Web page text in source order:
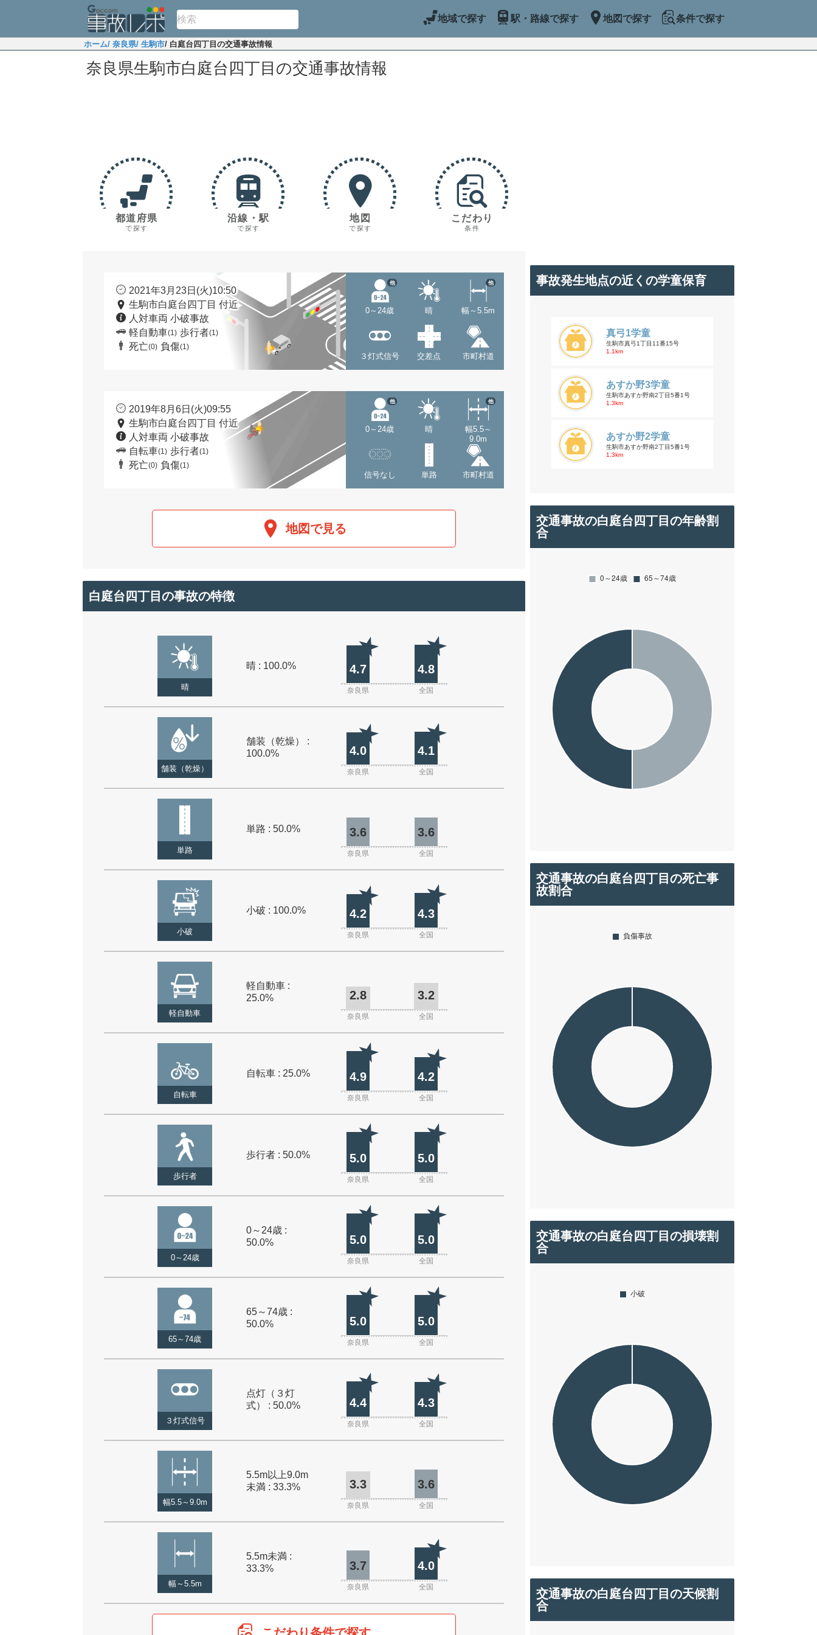
地域で探す 駅・路線で探す 地図で探す 条件で探す
ホーム/ 奈良県/ 生駒市/ 白庭台四丁目の交通事故情報
奈良県生駒市白庭台四丁目の交通事故情報
都道府県
で探す
沿線・駅
で探す
地図
で探す
こだわり
条件
2021年3月23日(火)10:50
生駒市白庭台四丁目 付近
人対車両 小破事故
軽自動車(1) 歩行者(1)
死亡(0) 負傷(1)
0～24歳
他
晴 幅～5.5m
他
３灯式信号 交差点 市町村道
2019年8月6日(火)09:55
生駒市白庭台四丁目 付近
人対車両 小破事故
自転車(1) 歩行者(1)
死亡(0) 負傷(1)
0～24歳
他
晴
幅5.5～
9.0m
他
信号なし 単路 市町村道
地図で見る
白庭台四丁目の事故の特徴
晴
晴 : 100.0% 4.7 4.8
奈良県 全国
舗装（乾燥）
舗装（乾燥） :
100.0%
4.0 4.1
奈良県 全国
単路
単路 : 50.0% 3.6 3.6
奈良県 全国
小破
小破 : 100.0% 4.2 4.3
奈良県 全国
軽自動車
軽自動車 :
25.0%
2.8 3.2
奈良県 全国
自転車
自転車 : 25.0% 4.9 4.2
奈良県 全国
歩行者
歩行者 : 50.0% 5.0 5.0
奈良県 全国
0～24歳
0～24歳 :
50.0%
5.0 5.0
奈良県 全国
65～74歳
65～74歳 :
50.0%
5.0 5.0
奈良県 全国
３灯式信号
点灯（３灯
式） : 50.0%
4.4 4.3
奈良県 全国
幅5.5～9.0m
5.5m以上9.0m
未満 : 33.3%
3.3 3.6
奈良県 全国
幅～5.5m
5.5m未満 :
33.3%
3.7 4.0
奈良県 全国
事故発生地点の近くの学童保育
真弓1学童
生駒市真弓1丁目11番15号
1.1km
あすか野3学童
生駒市あすか野南2丁目5番1号
1.3km
あすか野2学童
生駒市あすか野南2丁目5番1号
1.3km
交通事故の白庭台四丁目の年齢割
合
交通事故の白庭台四丁目の死亡事
故割合
交通事故の白庭台四丁目の損壊割
合
交通事故の白庭台四丁目の天候割
合